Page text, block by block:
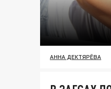
АННА ДЕКТЯРЁВА